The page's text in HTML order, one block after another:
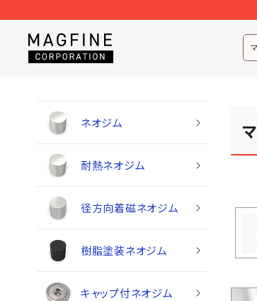
ネオジム
耐熱ネオジム
径方向着磁ネオジム
樹脂塗装ネオジム
キャップ付ネオジム